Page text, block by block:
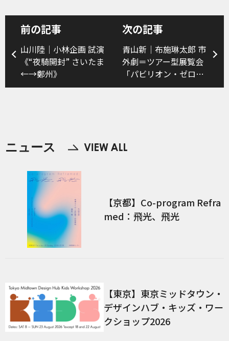
前の記事
山川陸｜小林企画 試演
《“夜騎開封” さいたま
←→鄭州》
次の記事
青山新｜布施琳太郎 市
外劇＝ツアー型展覧会
「パビリオン・ゼロ：
空の水族園」（後編）
ニュース
【京都】Co-program Refra
med：飛光、飛光
【東京】東京ミッドタウン・
デザインハブ・キッズ・ワー
クショップ2026